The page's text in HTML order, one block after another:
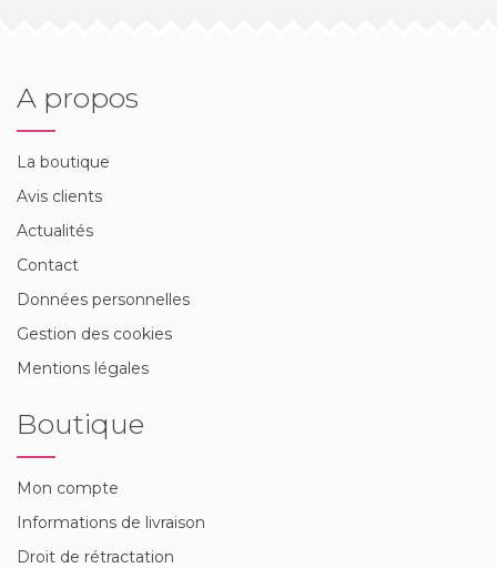
A propos
La boutique
Avis clients
Actualités
Contact
Données personnelles
Gestion des cookies
Mentions légales
Boutique
Mon compte
Informations de livraison
Droit de rétractation